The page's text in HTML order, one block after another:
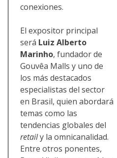
conexiones.
El expositor principal
será Luiz Alberto
Marinho, fundador de
Gouvêa Malls y uno de
los más destacados
especialistas del sector
en Brasil, quien abordará
temas como las
tendencias globales del
retaily la omnicanalidad.
Entre otros ponentes,